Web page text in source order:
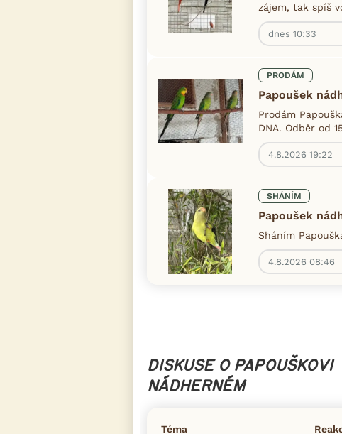
zájem, tak spíš
dnes 10:33
PRODÁM
Papoušek
Prodám
DNA. Odběr od
4.8.2026 19:22
SHÁNÍM
Papoušek
Sháním
4.8.2026 08:46
DISKUSE O PAPOUŠKOVI
NÁDHERNÉM
Téma